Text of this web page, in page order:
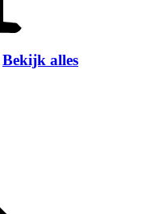
Bekijk alles